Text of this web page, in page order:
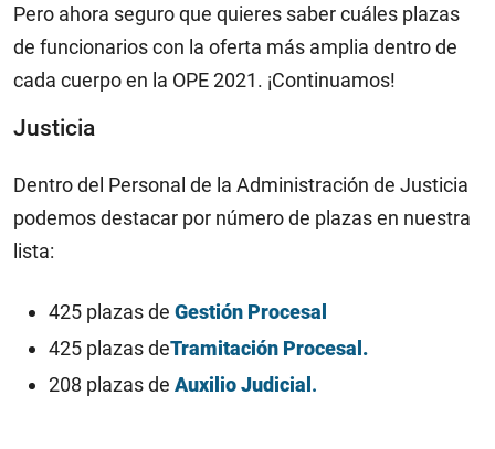
Pero ahora seguro que quieres saber cuáles plazas
de funcionarios con la oferta más amplia dentro de
cada cuerpo en la OPE 2021. ¡Continuamos!
Justicia
Dentro del Personal de la Administración de Justicia
podemos destacar por número de plazas en nuestra
lista:
425 plazas de Gestión Procesal
425 plazas deTramitación Procesal.
208 plazas de Auxilio Judicial.